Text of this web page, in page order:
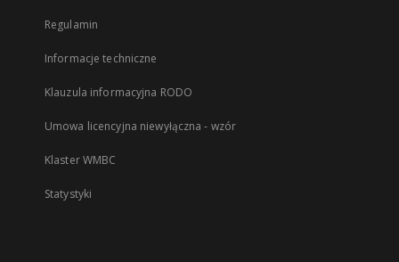
Regulamin
Informacje techniczne
Klauzula informacyjna RODO
Umowa licencyjna niewyłączna - wzór
Klaster WMBC
Statystyki